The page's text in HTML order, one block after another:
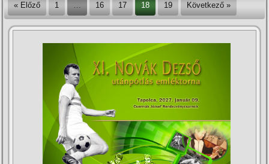
« Előző 1 … 16 17 18 19 Következő »